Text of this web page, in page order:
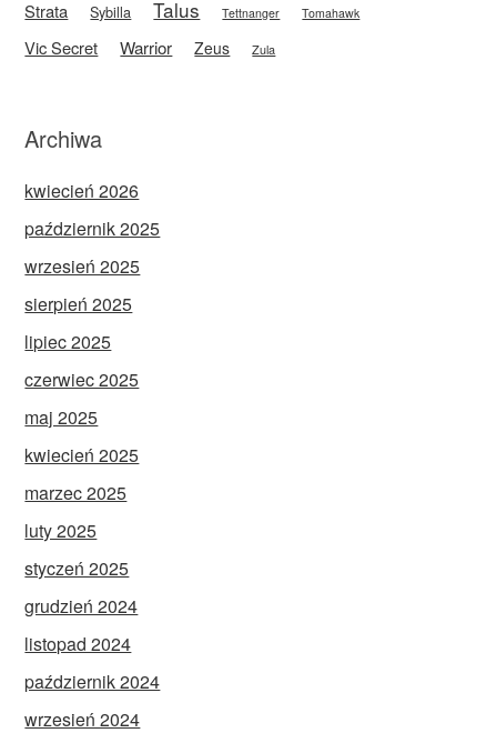
Strata Sybilla Talus Tettnanger Tomahawk
Vic Secret Warrior Zeus Zula
Archiwa
kwiecień 2026
październik 2025
wrzesień 2025
sierpień 2025
lipiec 2025
czerwiec 2025
maj 2025
kwiecień 2025
marzec 2025
luty 2025
styczeń 2025
grudzień 2024
listopad 2024
październik 2024
wrzesień 2024